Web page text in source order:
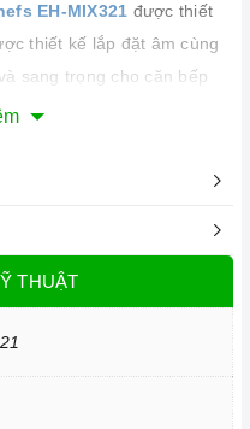
EH-MIX321 được thiết
thiết kế lắp đặt âm cùng
sang trọng cho căn bếp
nghệ Châu Âu
năng.
THUẬT